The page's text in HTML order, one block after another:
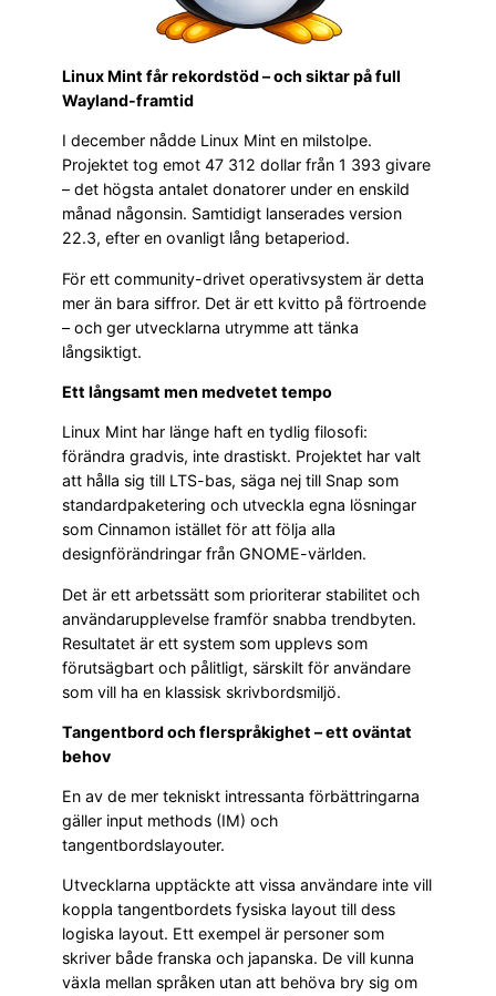
Linux Mint får rekordstöd – och siktar på full
Wayland-framtid
I december nådde Linux Mint en milstolpe.
Projektet tog emot 47 312 dollar från 1 393 givare
– det högsta antalet donatorer under en enskild
månad någonsin. Samtidigt lanserades version
22.3, efter en ovanligt lång betaperiod.
För ett community-drivet operativsystem är detta
mer än bara siffror. Det är ett kvitto på förtroende
– och ger utvecklarna utrymme att tänka
långsiktigt.
Ett långsamt men medvetet tempo
Linux Mint har länge haft en tydlig filosofi:
förändra gradvis, inte drastiskt. Projektet har valt
att hålla sig till LTS-bas, säga nej till Snap som
standardpaketering och utveckla egna lösningar
som Cinnamon istället för att följa alla
designförändringar från GNOME-världen.
Det är ett arbetssätt som prioriterar stabilitet och
användarupplevelse framför snabba trendbyten.
Resultatet är ett system som upplevs som
förutsägbart och pålitligt, särskilt för användare
som vill ha en klassisk skrivbordsmiljö.
Tangentbord och flerspråkighet – ett oväntat
behov
En av de mer tekniskt intressanta förbättringarna
gäller input methods (IM) och
tangentbordslayouter.
Utvecklarna upptäckte att vissa användare inte vill
koppla tangentbordets fysiska layout till dess
logiska layout. Ett exempel är personer som
skriver både franska och japanska. De vill kunna
växla mellan språken utan att behöva bry sig om